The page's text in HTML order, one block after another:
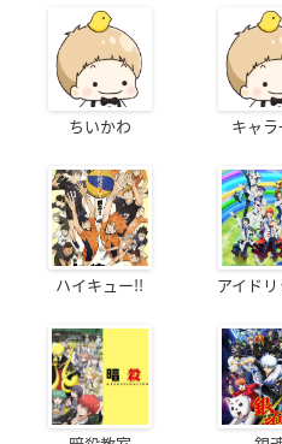
ちいかわ キャ
ハイキュー!! アイド